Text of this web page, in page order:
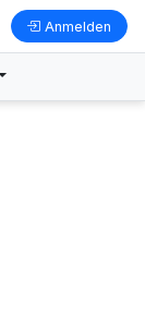
Anmelden